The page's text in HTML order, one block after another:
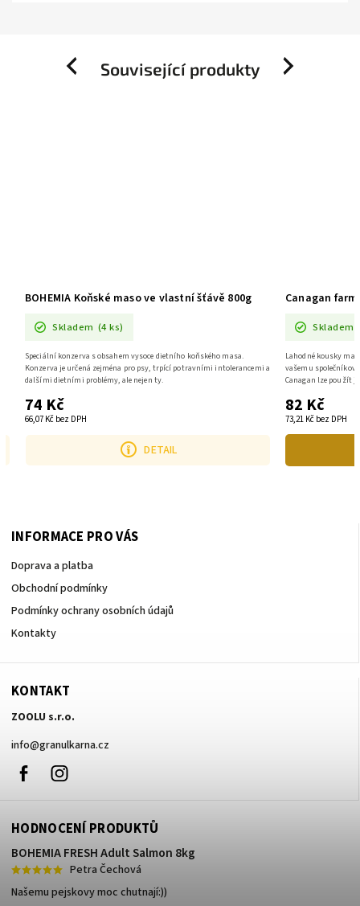
Související produkty
Previous
BOHEMIA Koňské maso ve vlastní šťávě 800g
Skladem (4 ks)
66,07 Kč bez DPH
74 Kč
DETAIL
Speciální konzerva s obsahem vysoce dietního koňského masa.
Konzerva je určená zejména pro psy, trpící potravními intolerancemi a
dalšími dietními problémy, ale nejen ty.
Canagan
Skladem
73,21 Kč bez DPH
82 Kč
Lahodné kousky
vašemu
Canagan lze použít
Next
INFORMACE PRO VÁS
Doprava a platba
Obchodní podmínky
Podmínky ochrany osobních údajů
Kontakty
KONTAKT
ZOOLU s.r.o.
info@granulkarna.cz
Facebook
HODNOCENÍ PRODUKTŮ
BOHEMIA FRESH Adult Salmon 8kg
Petra Čechová
Našemu pejskovy moc chutnají:))